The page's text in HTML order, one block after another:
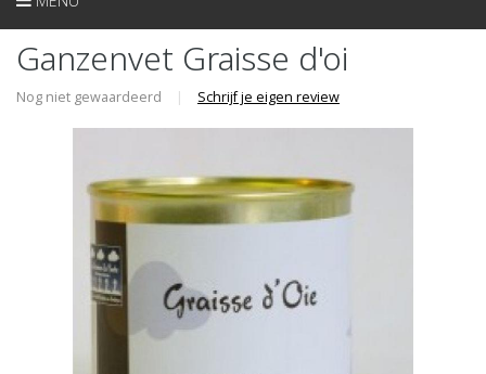
Ganzenvet Graisse d'oi
Nog niet gewaardeerd | Schrijf je eigen review